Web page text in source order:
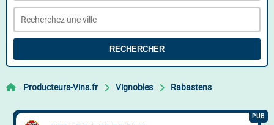
RECHERCHER
Producteurs-Vins.fr Vignobles Rabastens